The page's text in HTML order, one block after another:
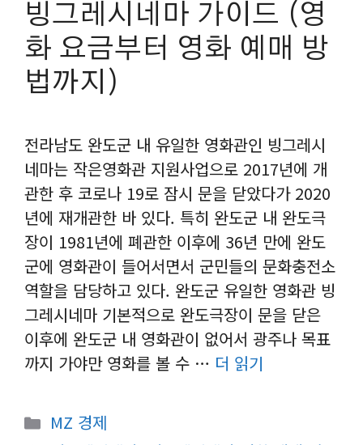
빙그레시네마 가이드 (영
화 요금부터 영화 예매 방
법까지)
전라남도 완도군 내 유일한 영화관인 빙그레시
네마는 작은영화관 지원사업으로 2017년에 개
관한 후 코로나 19로 잠시 문을 닫았다가 2020
년에 재개관한 바 있다. 특히 완도군 내 완도극
장이 1981년에 폐관한 이후에 36년 만에 완도
군에 영화관이 들어서면서 군민들의 문화충전소
역할을 담당하고 있다. 완도군 유일한 영화관 빙
그레시네마 기본적으로 완도극장이 문을 닫은
이후에 완도군 내 영화관이 없어서 광주나 목표
까지 가야만 영화를 볼 수 … 더 읽기
카
MZ 경제